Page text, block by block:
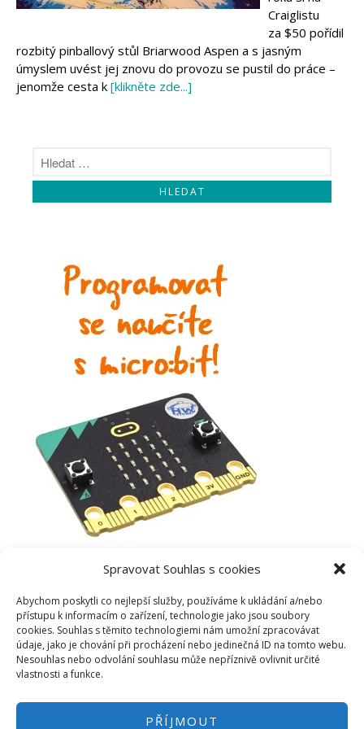
Spravovat Souhlas s cookies
Abychom poskytli co nejlepší služby, používáme k ukládání a/nebo
přístupu k informacím o zařízení, technologie jako jsou soubory
cookies. Souhlas s těmito technologiemi nám umožní zpracovávat
údaje, jako je chování při procházení nebo jedinečná ID na tomto webu.
Nesouhlas nebo odvolání souhlasu může nepříznivě ovlivnit určité
vlastnosti a funkce.
PŘÍJMOUT
Makeblock
Koupit
Craiglistu
za $50 pořídil
rozbitý pinballový stůl Briarwood Aspen a s jasným
úmyslem uvést jej znovu do provozu se pustil do práce –
jenomže cesta k [klikněte zde...]